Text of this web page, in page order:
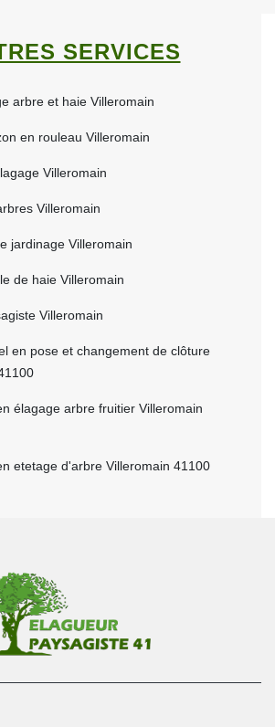
SERVICES
arbre et haie Villeromain
en rouleau Villeromain
Villeromain
Villeromain
jardinage Villeromain
de haie Villeromain
Villeromain
en pose et changement de clôture
élagage arbre fruitier Villeromain
etetage d'arbre Villeromain 41100